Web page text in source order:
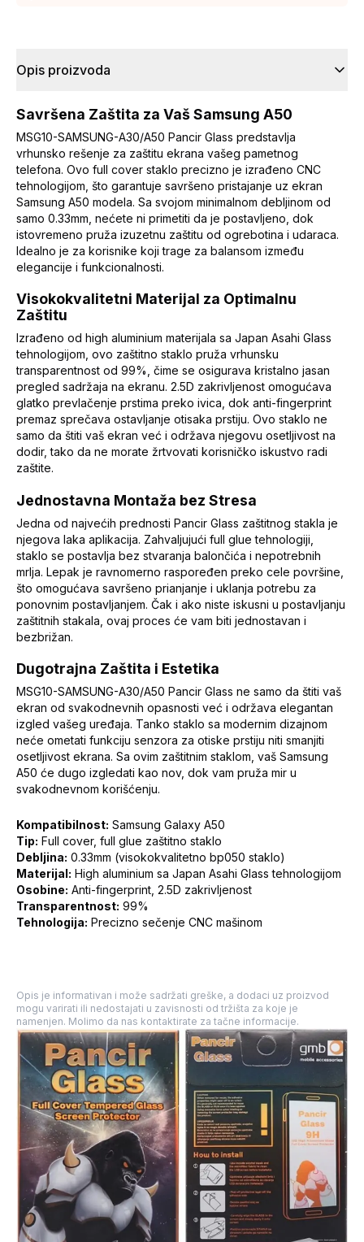
Opis proizvoda
Savršena Zaštita za Vaš Samsung A50
MSG10-SAMSUNG-A30/A50 Pancir Glass predstavlja
vrhunsko rešenje za zaštitu ekrana vašeg pametnog
telefona. Ovo full cover staklo precizno je izrađeno CNC
tehnologijom, što garantuje savršeno pristajanje uz ekran
Samsung A50 modela. Sa svojom minimalnom debljinom od
samo 0.33mm, nećete ni primetiti da je postavljeno, dok
istovremeno pruža izuzetnu zaštitu od ogrebotina i udaraca.
Idealno je za korisnike koji trage za balansom između
elegancije i funkcionalnosti.
Visokokvalitetni Materijal za Optimalnu
Zaštitu
Izrađeno od high aluminium materijala sa Japan Asahi Glass
tehnologijom, ovo zaštitno staklo pruža vrhunsku
transparentnost od 99%, čime se osigurava kristalno jasan
pregled sadržaja na ekranu. 2.5D zakrivljenost omogućava
glatko prevlačenje prstima preko ivica, dok anti-fingerprint
premaz sprečava ostavljanje otisaka prstiju. Ovo staklo ne
samo da štiti vaš ekran već i održava njegovu osetljivost na
dodir, tako da ne morate žrtvovati korisničko iskustvo radi
zaštite.
Jednostavna Montaža bez Stresa
Jedna od najvećih prednosti Pancir Glass zaštitnog stakla je
njegova laka aplikacija. Zahvaljujući full glue tehnologiji,
staklo se postavlja bez stvaranja balončića i nepotrebnih
mrlja. Lepak je ravnomerno raspoređen preko cele površine,
što omogućava savršeno prianjanje i uklanja potrebu za
ponovnim postavljanjem. Čak i ako niste iskusni u postavljanju
zaštitnih stakala, ovaj proces će vam biti jednostavan i
bezbrižan.
Dugotrajna Zaštita i Estetika
MSG10-SAMSUNG-A30/A50 Pancir Glass ne samo da štiti vaš
ekran od svakodnevnih opasnosti već i održava elegantan
izgled vašeg uređaja. Tanko staklo sa modernim dizajnom
neće ometati funkciju senzora za otiske prstiju niti smanjiti
osetljivost ekrana. Sa ovim zaštitnim staklom, vaš Samsung
A50 će dugo izgledati kao nov, dok vam pruža mir u
svakodnevnom korišćenju.
Kompatibilnost: Samsung Galaxy A50
Tip: Full cover, full glue zaštitno staklo
Debljina: 0.33mm (visokokvalitetno bp050 staklo)
Materijal: High aluminium sa Japan Asahi Glass tehnologijom
Osobine: Anti-fingerprint, 2.5D zakrivljenost
Transparentnost: 99%
Tehnologija: Precizno sečenje CNC mašinom
Opis je informativan i može sadržati greške, a dodaci uz proizvod
mogu varirati ili nedostajati u zavisnosti od tržišta za koje je
namenjen. Molimo da nas kontaktirate za tačne informacije.